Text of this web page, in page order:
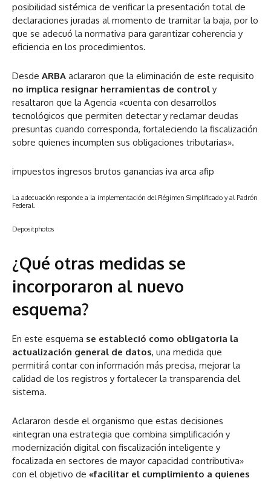
posibilidad sistémica de verificar la presentación total de
declaraciones juradas al momento de tramitar la baja, por lo
que se adecuó la normativa para garantizar coherencia y
eficiencia en los procedimientos.
Desde ARBA aclararon que la eliminación de este requisito
no implica resignar herramientas de control y
resaltaron que la Agencia «cuenta con desarrollos
tecnológicos que permiten detectar y reclamar deudas
presuntas cuando corresponda, fortaleciendo la fiscalización
sobre quienes incumplen sus obligaciones tributarias».
impuestos ingresos brutos ganancias iva arca afip
La adecuación responde a la implementación del Régimen Simplificado y al Padrón
Federal.
Depositphotos
¿Qué otras medidas se
incorporaron al nuevo
esquema?
En este esquema se estableció como obligatoria la
actualización general de datos, una medida que
permitirá contar con información más precisa, mejorar la
calidad de los registros y fortalecer la transparencia del
sistema.
Aclararon desde el organismo que estas decisiones
«integran una estrategia que combina simplificación y
modernización digital con fiscalización inteligente y
focalizada en sectores de mayor capacidad contributiva»
con el objetivo de «facilitar el cumplimiento a quienes